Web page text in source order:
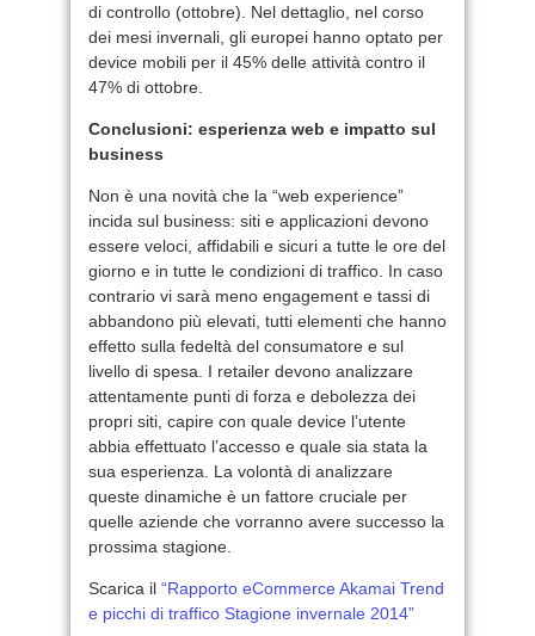
di controllo (ottobre). Nel dettaglio, nel corso
dei mesi invernali, gli europei hanno optato per
device mobili per il 45% delle attività contro il
47% di ottobre.
Conclusioni: esperienza web e impatto sul
business
Non è una novità che la “web experience”
incida sul business: siti e applicazioni devono
essere veloci, affidabili e sicuri a tutte le ore del
giorno e in tutte le condizioni di traffico. In caso
contrario vi sarà meno engagement e tassi di
abbandono più elevati, tutti elementi che hanno
effetto sulla fedeltà del consumatore e sul
livello di spesa. I retailer devono analizzare
attentamente punti di forza e debolezza dei
propri siti, capire con quale device l’utente
abbia effettuato l’accesso e quale sia stata la
sua esperienza. La volontà di analizzare
queste dinamiche è un fattore cruciale per
quelle aziende che vorranno avere successo la
prossima stagione.
Scarica il “Rapporto eCommerce Akamai Trend
e picchi di traffico Stagione invernale 2014”